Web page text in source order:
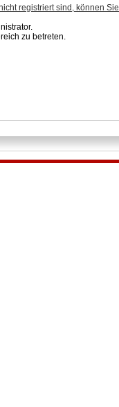
registriert sind, können Sie
zu betreten.